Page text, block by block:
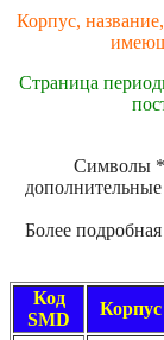
Корпус,
Страница
Символы
Более
Код
SMD
Корпус